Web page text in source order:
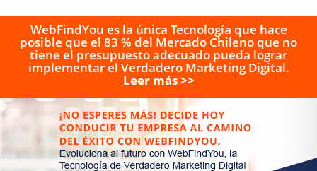
WebFindYou es la única Tecnología que hace
posible que el 83 % del Mercado Chileno que no
tiene el presupuesto adecuado pueda lograr
implementar el Verdadero Marketing Digital.
Leer más >>